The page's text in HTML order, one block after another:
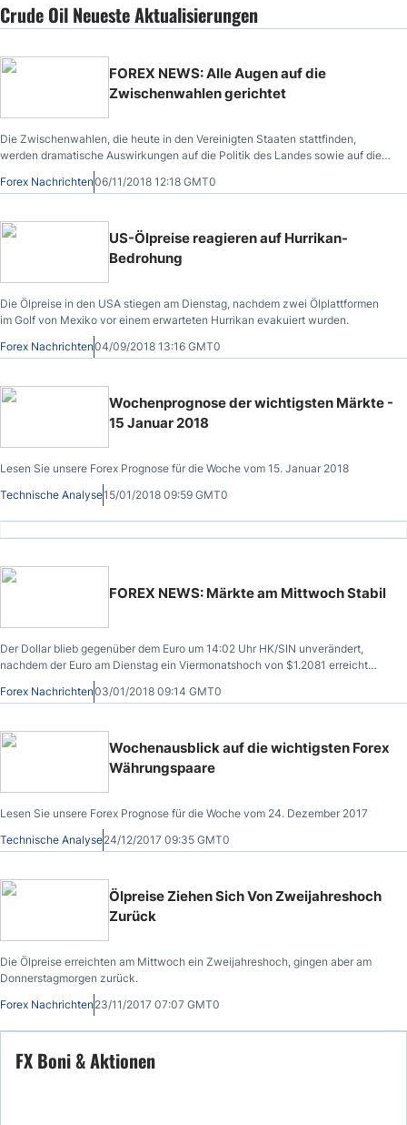
Crude Oil Neueste Aktualisierungen
FOREX NEWS: Alle Augen auf die
Zwischenwahlen gerichtet
Die Zwischenwahlen, die heute in den Vereinigten Staaten stattfinden,
werden dramatische Auswirkungen auf die Politik des Landes sowie auf die
Weltmärkte haben.
Forex Nachrichten06/11/2018 12:18 GMT0
US-Ölpreise reagieren auf Hurrikan-
Bedrohung
Die Ölpreise in den USA stiegen am Dienstag, nachdem zwei Ölplattformen
im Golf von Mexiko vor einem erwarteten Hurrikan evakuiert wurden.
Forex Nachrichten04/09/2018 13:16 GMT0
Wochenprognose der wichtigsten Märkte -
15 Januar 2018
Lesen Sie unsere Forex Prognose für die Woche vom 15. Januar 2018
Technische Analyse15/01/2018 09:59 GMT0
FOREX NEWS: Märkte am Mittwoch Stabil
Der Dollar blieb gegenüber dem Euro um 14:02 Uhr HK/SIN unverändert,
nachdem der Euro am Dienstag ein Viermonatshoch von $1.2081 erreicht
Forex Nachrichten03/01/2018 09:14 GMT0
Wochenausblick auf die wichtigsten Forex
Währungspaare
Lesen Sie unsere Forex Prognose für die Woche vom 24. Dezember 2017
Technische Analyse24/12/2017 09:35 GMT0
Ölpreise Ziehen Sich Von Zweijahreshoch
Zurück
Die Ölpreise erreichten am Mittwoch ein Zweijahreshoch, gingen aber am
Donnerstagmorgen zurück.
Forex Nachrichten23/11/2017 07:07 GMT0
FX Boni & Aktionen